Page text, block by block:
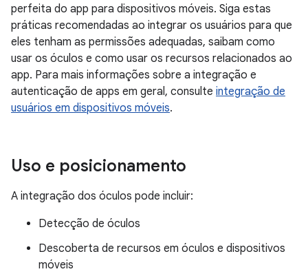
perfeita do app para dispositivos móveis. Siga estas
práticas recomendadas ao integrar os usuários para que
eles tenham as permissões adequadas, saibam como
usar os óculos e como usar os recursos relacionados ao
app. Para mais informações sobre a integração e
autenticação de apps em geral, consulte integração de
usuários em dispositivos móveis.
Uso e posicionamento
A integração dos óculos pode incluir:
Detecção de óculos
Descoberta de recursos em óculos e dispositivos
móveis